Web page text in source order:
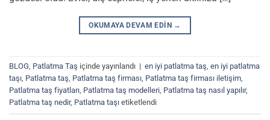
OKUMAYA DEVAM EDIN →
BLOG, Patlatma Taş içinde yayınlandı | en iyi patlatma taş, en iyi patlatma
taşı, Patlatma taş, Patlatma taş firması, Patlatma taş firması iletişim,
Patlatma taş fiyatları, Patlatma taş modelleri, Patlatma taş nasıl yapılır,
Patlatma taş nedir, Patlatma taşı etiketlendi